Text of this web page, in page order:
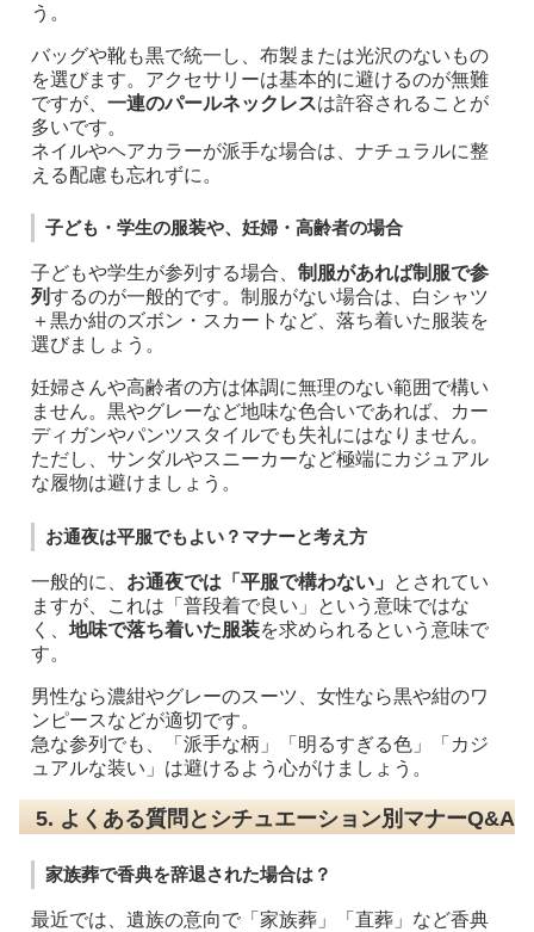
う。
バッグや靴も黒で統一し、布製または光沢のないもの
を選びます。アクセサリーは基本的に避けるのが無難
ですが、 一連のパールネックレスは許容されることが
多いです。
ネイルやヘアカラーが派手な場合は、ナチュラルに整
える配慮も忘れずに。
子ども・学生の服装や、妊婦・高齢者の場合
子どもや学生が参列する場合、 制服があれば制服で参
列するのが一般的です。制服がない場合は、白シャツ
＋黒か紺のズボン・スカートなど、落ち着いた服装を
選びましょう。
妊婦さんや高齢者の方は体調に無理のない範囲で構い
ません。黒やグレーなど地味な色合いであれば、カー
ディガンやパンツスタイルでも失礼にはなりません。
ただし、サンダルやスニーカーなど極端にカジュアル
な履物は避けましょう。
お通夜は平服でもよい？マナーと考え方
一般的に、 お通夜では「平服で構わない」
とされてい
ますが、これは「普段着で良い」という意味ではな
く、 地味で落ち着いた服装を求められるという意味で
す。
男性なら濃紺やグレーのスーツ、女性なら黒や紺のワ
ンピースなどが適切です。
急な参列でも、「派手な柄」「明るすぎる色」「カジ
ュアルな装い」は避けるよう心がけましょう。
5. よくある質問とシチュエーション別マナーQ&A
家族葬で香典を辞退された場合は？
最近では、遺族の意向で「家族葬」「直葬」など香典